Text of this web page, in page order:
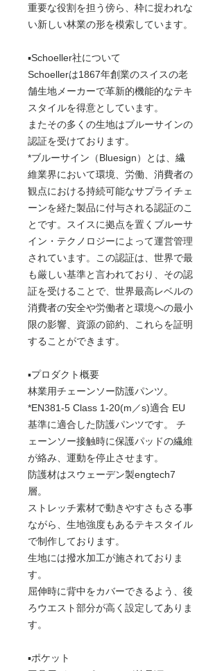
重要な役割を担う傍ら、枠に捉われな
い新しい林業の形を模索しています。
▪️Schoeller社について
Schoellerは1867年創業のスイスの老
舗生地メーカーで革新的機能的なテキ
スタイルを得意としています。
またその多くの生地はブルーサインの
認証を受けております。
*ブルーサイン（Bluesign）とは、繊
維業界において環境、労働、消費者の
観点における持続可能なサプライチェ
ーンを経た製品に付与される認証のこ
とです。スイスに拠点を置くブルーサ
イン・テクノロジーによって運営管理
されています。この認証は、世界で最
も厳しい基準と言われており、その認
証を受けることで、世界最高レベルの
消費者の安全や労働者と環境への最小
限の影響、資源の節約、これらを証明
することができます。
▪️プロダクト概要
林業用チェーンソー防護パンツ。
*EN381-5 Class 1-20(m／s)適合 EU
基準に適合した防護パンツです。 チ
ェーンソー接触時に保護パッドの繊維
が絡み、運動を停止させます。
防護材はスウェーデン製engtech7
層。
ストレッチ素材で動きやすさもさる事
ながら、生地強度もあるテキスタイル
で制作しております。
生地には撥水加工が施されておりま
す。
屈伸時に背中をカバーできるよう、後
ろウエスト部分が高く設定してありま
す。
▪️ポケット